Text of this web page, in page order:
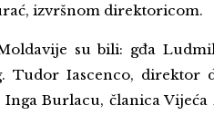
izvršnom direktoricom.
su bili: gđa
Tudor Iascenco, direktor
Burlacu, članica